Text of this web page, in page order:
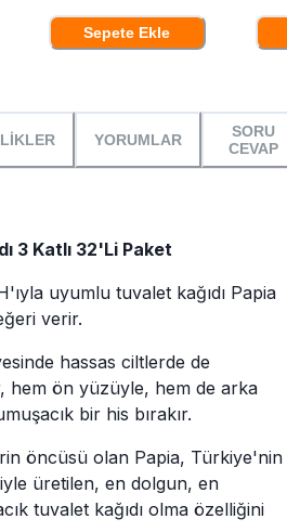
Sepete Ekle
YORUMLAR
SORU
CEVAP
3 Katlı 32'Li Paket
uyumlu tuvalet kağıdı Papia
verir.
hassas ciltlerde de
hem ön yüzüyle, hem de arka
bir his bırakır.
öncüsü olan Papia, Türkiye'nin
üretilen, en dolgun, en
tuvalet kağıdı olma özelliğini